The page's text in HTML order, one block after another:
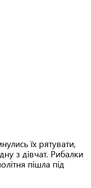
їх рятувати,
з дівчат. Рибалки
пішла під